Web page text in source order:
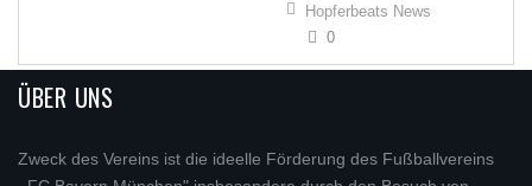
Hopferbeats News
0
ÜBER UNS
Zweck des Vereins ist die ideelle Förderung des Fußballvereins